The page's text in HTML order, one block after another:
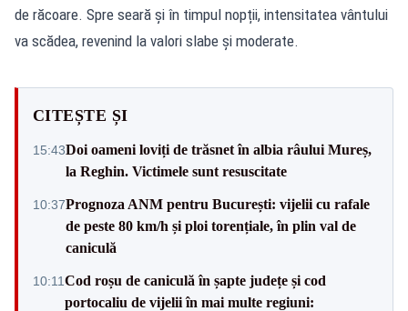
de răcoare. Spre seară și în timpul nopții, intensitatea vântului
va scădea, revenind la valori slabe și moderate.
CITEȘTE ȘI
15:43Doi oameni loviți de trăsnet în albia râului Mureș,
la Reghin. Victimele sunt resuscitate
10:37Prognoza ANM pentru București: vijelii cu rafale
de peste 80 km/h și ploi torențiale, în plin val de
caniculă
10:11Cod roșu de caniculă în șapte județe și cod
portocaliu de vijelii în mai multe regiuni: